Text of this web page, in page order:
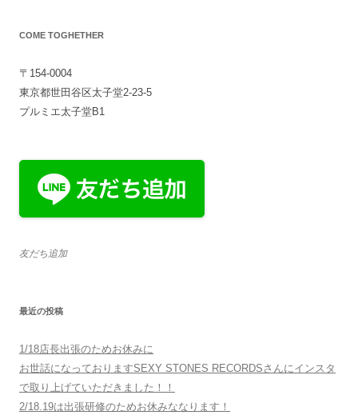
COME TOGHETHER
〒154-0004
東京都世田谷区太子堂2-23-5
プルミエ太子堂B1
友だち追加
最近の投稿
1/18店長出張のためお休みに
お世話になっておりますSEXY STONES RECORDSさんにインスタ
で取り上げていただきました！！
2/18.19は出張研修のためお休みななります！